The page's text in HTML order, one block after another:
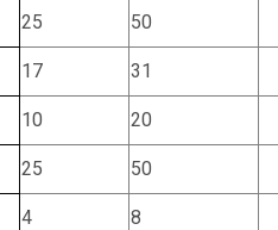
25
50
17
31
10
20
25
50
4
8